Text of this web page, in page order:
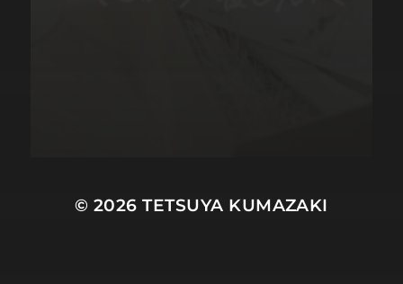
© 2026TETSUYA KUMAZAKI